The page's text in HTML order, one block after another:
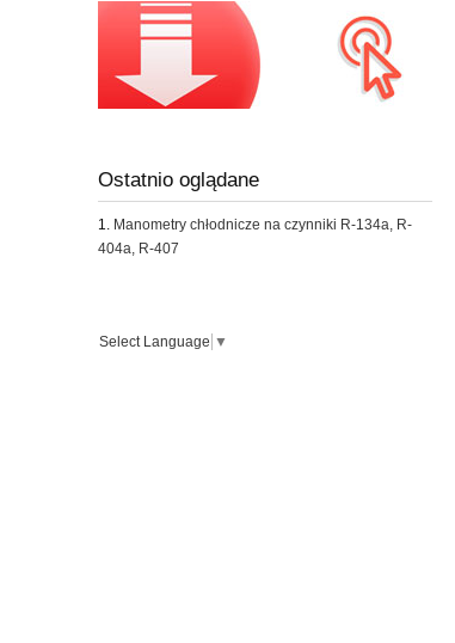
Ostatnio oglądane
Manometry chłodnicze na czynniki R-134a, R-
404a, R-407
Select Language ▼